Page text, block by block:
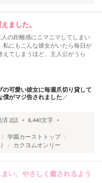
ました。
の距離感にニマニマしてしまい
私にもこんな彼女がいたら毎日が
てしまうほど、主人公がうら
の可愛い彼女に毎週爪切り貸して
僕がマジ告されました ／
済2話 6,440文字
学園カーストトップ
カクヨムオンリー
い、やさしく癒されるよう